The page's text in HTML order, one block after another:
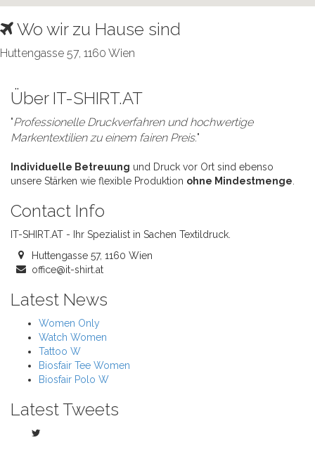
Wo wir zu Hause sind
Huttengasse 57, 1160 Wien
Über IT-SHIRT.AT
"Professionelle Druckverfahren und hochwertige
Markentextilien zu einem fairen Preis."
Individuelle Betreuung und Druck vor Ort sind ebenso
unsere Stärken wie flexible Produktion ohne Mindestmenge.
Contact Info
IT-SHIRT.AT - Ihr Spezialist in Sachen Textildruck.
Huttengasse 57, 1160 Wien
office@it-shirt.at
Latest News
Women Only
Watch Women
Tattoo W
Biosfair Tee Women
Biosfair Polo W
Latest Tweets